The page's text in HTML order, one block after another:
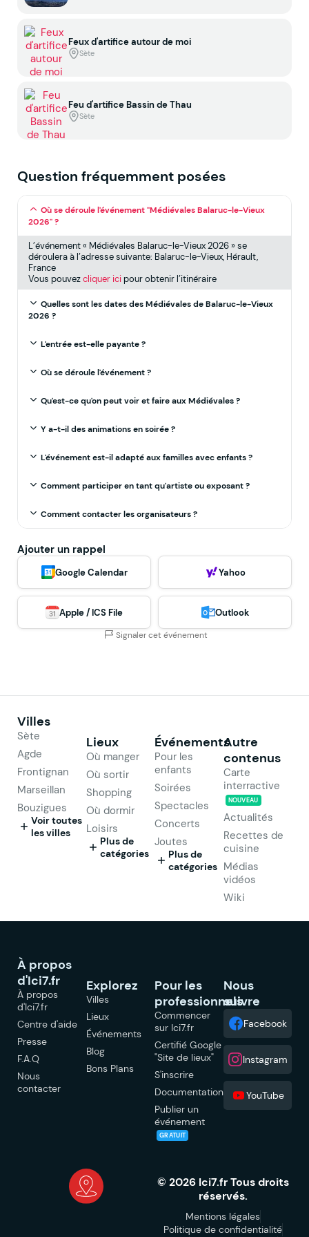
Feux d'artifice autour de moi
Sète
Feu d'artifice Bassin de Thau
Sète
Question fréquemment posées
Où se déroule l'événement "Médiévales Balaruc-le-Vieux
2026" ?
L’événement « Médiévales Balaruc-le-Vieux 2026 » se
déroulera à l’adresse suivante: Balaruc-le-Vieux, Hérault,
France
Vous pouvezcliquer icipour obtenir l’itinéraire
Quelles sont les dates des Médiévales de Balaruc-le-Vieux
2026 ?
L'entrée est-elle payante ?
Où se déroule l'événement ?
Qu'est-ce qu'on peut voir et faire aux Médiévales ?
Y a-t-il des animations en soirée ?
L'événement est-il adapté aux familles avec enfants ?
Comment participer en tant qu'artiste ou exposant ?
Comment contacter les organisateurs ?
Ajouter un rappel
Google Calendar Yahoo
Apple / ICS File Outlook
Signaler cet événement
Villes
Sète
Agde
Frontignan
Marseillan
Bouzigues
Voir toutes
les villes
Lieux
Où manger
Où sortir
Shopping
Où dormir
Loisirs
Plus de
catégories
Événements
Pour les
enfants
Soirées
Spectacles
Concerts
Joutes
Plus de
catégories
Autre
contenus
Carte
interractive
NOUVEAU
Actualités
Recettes de
cuisine
Médias
vidéos
Wiki
À propos
d'Ici7.fr
À propos
d'Ici7.fr
Centre d'aide
Presse
F.A.Q
Nous
contacter
Explorez
Villes
Lieux
Événements
Blog
Bons Plans
Pour les
professionnels
Commencer
sur Ici7.fr
Certifié Google
"Site de lieux"
S'inscrire
Documentation
Publier un
événement
GRATUIT
Nous
suivre
Facebook
Instagram
YouTube
© 2026 Ici7.fr Tous droits
réservés.
Mentions légales
Politique de confidentialité